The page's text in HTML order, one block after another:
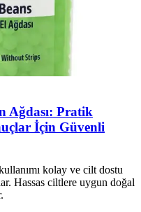
Ağdası: Pratik
İçin Güvenli
kolay ve cilt dostu
Hassas ciltlere uygun doğal